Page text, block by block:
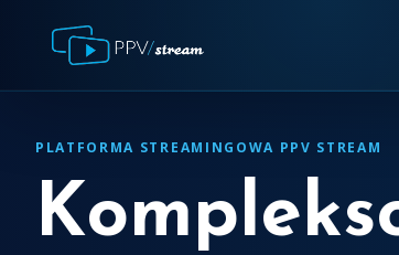
PLATFORMA STREAMINGOWA PPV STREAM